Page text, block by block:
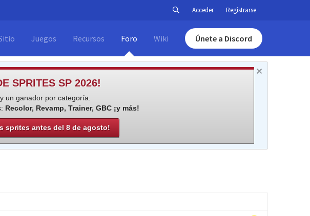
Acceder Registrarse
Juegos Recursos Foro Wiki Únete a Discord
SPRITES SP 2026!
un ganador por categoría.
Recolor, Revamp, Trainer, GBC ¡y más!
sprites antes del 8 de agosto!